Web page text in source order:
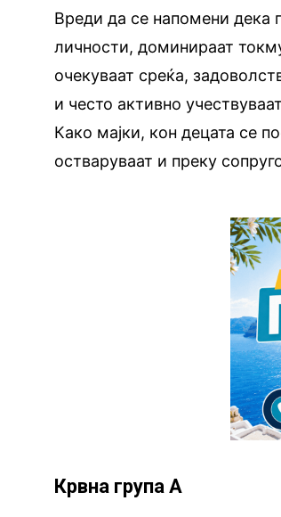
Вреди да се напомени дека
личности, доминираат
очекуваат среќа,
и често активно
Како мајки, кон децата се
остваруваат и преку
Крвна група А